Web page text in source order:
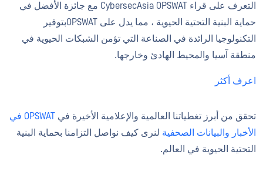
التعرف على قراء CybersecAsia OPSWAT مع جائزة الأفضل في
حماية البنية التحتية الحيوية ، مما يدل على OPSWATبتوفير
التكنولوجيا الرائدة في الصناعة التي تؤمن الشبكات الحيوية في
منطقة آسيا والمحيط الهادئ وخارجها.
اعرف أكثر
تحقق من أبرز تغطياتنا العالمية والإعلامية الأخيرة في
OPSWAT في
الأخبار والبيانات الصحفية لنرى كيف نواصل التزامنا بحماية البنية
التحتية الحيوية في العالم.